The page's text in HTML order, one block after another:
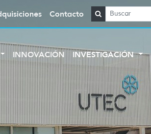
Contacto
INNOVACIÓN INVESTIGACIÓN